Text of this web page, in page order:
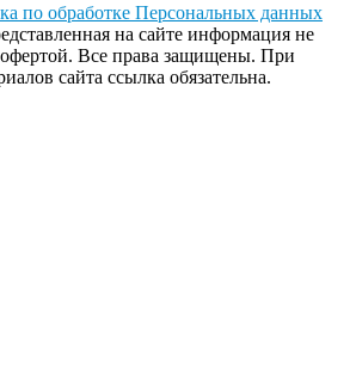
по обработке Персональных данных
на сайте информация не
офертой. Все права защищены. При
сайта ссылка обязательна.